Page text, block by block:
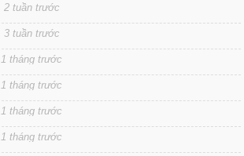
2 tuần trước
3 tuần trước
1 tháng trước
1 tháng trước
1 tháng trước
1 tháng trước